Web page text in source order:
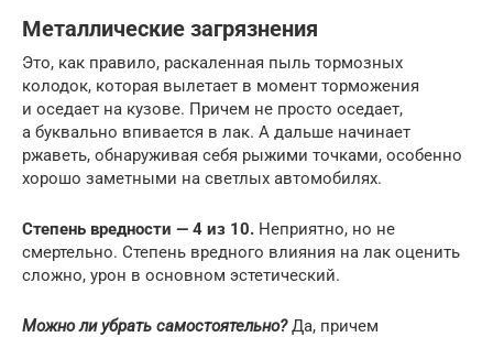
Металлические загрязнения
Это, как правило, раскаленная пыль тормозных
колодок, которая вылетает в момент торможения
и оседает на кузове. Причем не просто оседает,
а буквально впивается в лак. А дальше начинает
ржаветь, обнаруживая себя рыжими точками, особенно
хорошо заметными на светлых автомобилях.
Степень вредности — 4 из 10. Неприятно, но не
смертельно. Степень вредного влияния на лак оценить
сложно, урон в основном эстетический.
Можно ли убрать самостоятельно?Да, причем